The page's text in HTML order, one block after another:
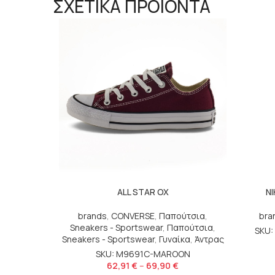
ΣΧΕΤΙΚΑ ΠΡΟΪΟΝΤΑ
ALL STAR OX
brands, CONVERSE, Παπούτσια,
Sneakers - Sportswear, Παπούτσια,
Sneakers - Sportswear, Γυναίκα, Άντρας
SKU: M9691C-MAROON
62,91 € – 69,90 €